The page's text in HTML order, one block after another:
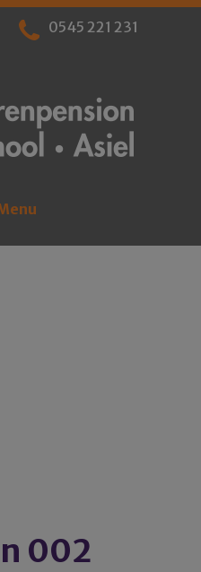
0545 221 231
002